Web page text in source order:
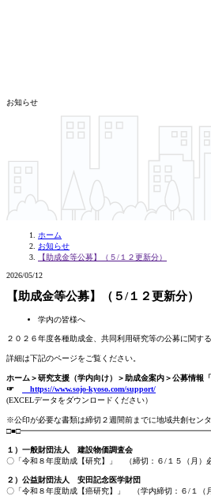
お知らせ
ホーム
お知らせ
【助成金等公募】（５/１２更新分）
2026/05/12
【助成金等公募】（５/１２更新分）
学内の皆様へ
２０２６年度各種助成金、共同利用研究等の公募に関す
詳細は下記のページをご覧ください。
ホーム＞研究支援（学内向け）＞助成金案内＞公募情報
☞
https://www.sojo-kyoso.com/support/
(EXCELデータをダウンロードください）
※公印が必要な書類は締切２週間前までに地域共創センタ
１）一般財団法人 建設物価調査会
〇「令和８年度助成【研究】」 （締切：６/１５（月）
２）公益財団法人 安田記念医学財団
〇「令和８年度助成【癌研究】」 （学内締切：６/１（